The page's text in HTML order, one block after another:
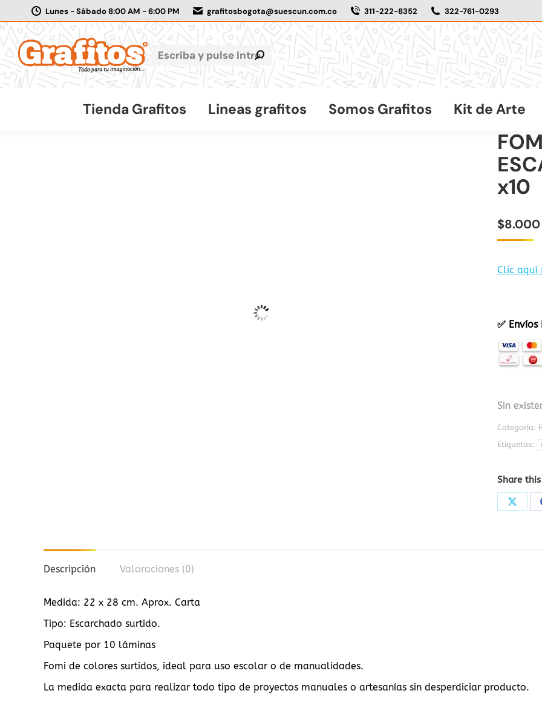
Lunes - Sábado 8:00 AM - 6:00 PM grafitosbogota@suescun.com.co 311-222-8352 322-761-0293
Tienda Grafitos Lineas grafitos Somos Grafitos Kit de Arte
x10
$8.000
Clic aquí
✅
Sin
Categoría:
Etiquetas:
Share
Share
Descripción Valoraciones (0)
Medida: 22 x 28 cm. Aprox. Carta
Tipo: Escarchado surtido.
Paquete por 10 láminas
Fomi de colores surtidos, ideal para uso escolar o de manualidades.
La medida exacta para realizar todo tipo de proyectos manuales o artesanías sin desperdiciar producto.